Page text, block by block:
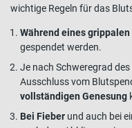
wichtige Regeln für das
Während eines grippalen
gespendet werden.
Je nach Schweregrad
Ausschlussvom
vollständigen Genesung
Bei Fieber und auch bei